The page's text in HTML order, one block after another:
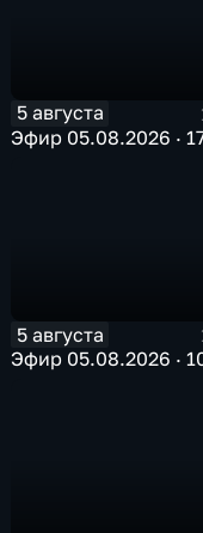
5 августа
Эфир 05.08.2026 ·
5 августа
Эфир 05.08.2026 ·